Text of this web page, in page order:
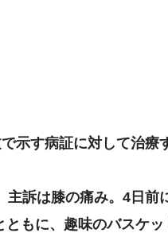
示す病証に対して治療
訴は膝の痛み。4日前
ともに、趣味のバスケ